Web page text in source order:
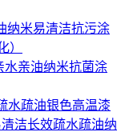
纳米易清洁抗污涂
）
水亲油纳米抗菌涂
水疏油银色高温漆
洁长效疏水疏油纳